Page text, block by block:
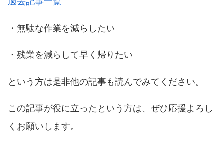
・無駄な作業を減らしたい
・残業を減らして早く帰りたい
という方は是非他の記事も読んでみてください。
この記事が役に立ったという方は、ぜひ応援よろし
くお願いします。